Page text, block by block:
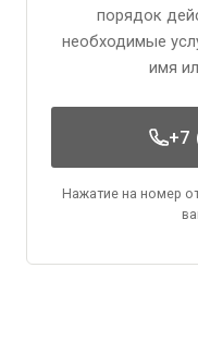
порядок
необходимые
имя
+7
Нажатие на номер